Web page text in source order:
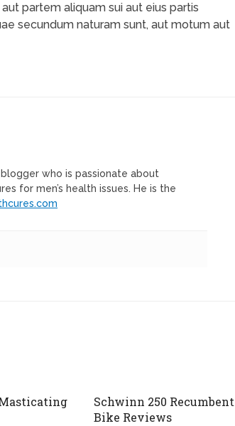
partem aliquam sui aut eius partis
secundum naturam sunt, aut motum aut
blogger who is passionate about
for men’s health issues. He is the
Masticating
Schwinn 250 Recumbent
Bike Reviews